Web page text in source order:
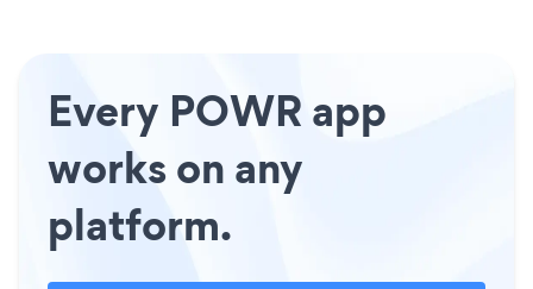
Every POWR app
works on any
platform.